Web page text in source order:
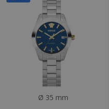
Ø 35 mm